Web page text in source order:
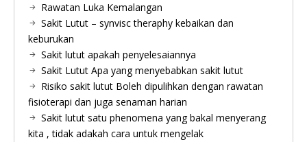
Rawatan Luka Kemalangan
Sakit Lutut – synvisc theraphy kebaikan dan
keburukan
Sakit lutut apakah penyelesaiannya
Sakit Lutut Apa yang menyebabkan sakit lutut
Risiko sakit lutut Boleh dipulihkan dengan rawatan
fisioterapi dan juga senaman harian
Sakit lutut satu phenomena yang bakal menyerang
kita , tidak adakah cara untuk mengelak